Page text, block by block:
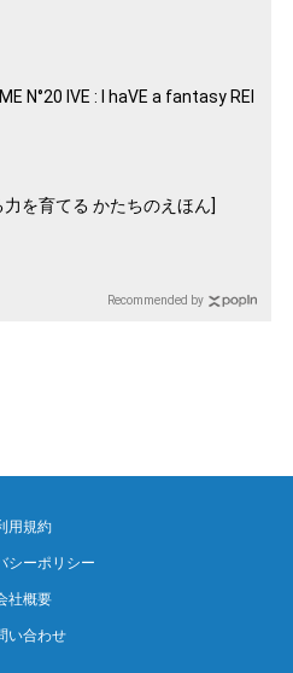
N°20 IVE : I haVE a fantasy REI
力を育てる かたちのえほん]
Recommended by
用規約
シーポリシー
社概要
い合わせ